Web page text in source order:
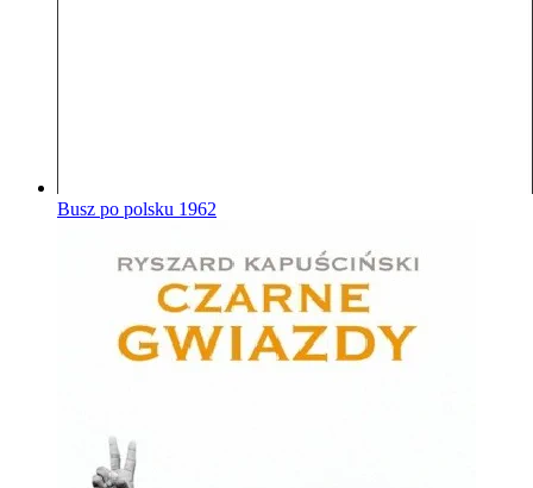
Busz po polsku 1962